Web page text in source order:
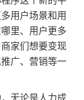
用户场景和用
里、用户更多
家们想要变现
广、营销等一